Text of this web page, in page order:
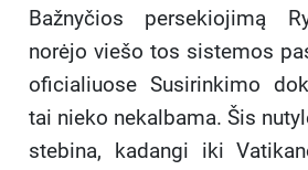
Bažnyčios persekiojimą
norėjo viešo tos sistemos
oficialiuose Susirinkimo
tai nieko nekalbama. Šis
stebina, kadangi iki